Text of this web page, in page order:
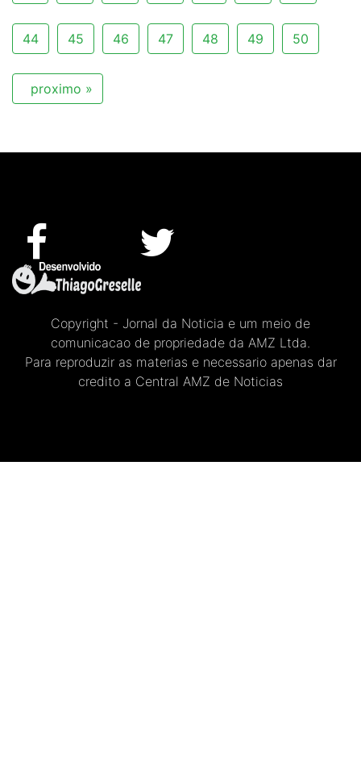
44 45 46 47 48 49 50
proximo »
Copyright - Jornal da Noticia e um meio de
comunicacao de propriedade da AMZ Ltda.
Para reproduzir as materias e necessario apenas dar
credito a Central AMZ de Noticias